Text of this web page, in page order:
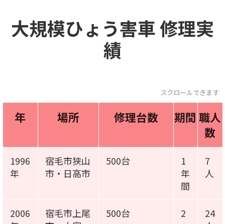
大規模ひょう害車修理実
績
スクロールできます
年 場所 修理台数 期間 職人
数
1996
年
宿毛市狭山
市・日高市
500台
1
年
間
7
人
2006
宿毛市上尾
500台
2
24